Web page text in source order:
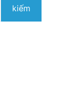
kiếm